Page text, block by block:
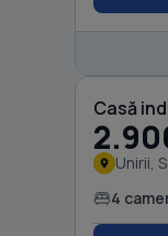
Casă
Unirii,
4